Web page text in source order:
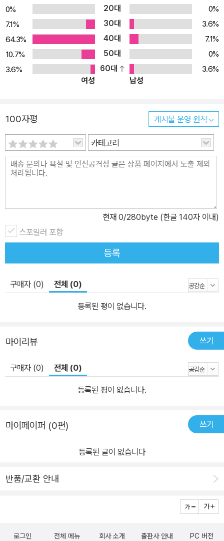
0%
20대
0%
7.1%
30대
3.6%
64.3%
40대
7.1%
10.7%
50대
0%
3.6%
60대
3.6%
여성
남성
100자평 게시물 운영 원칙
카테고리
현재 0/280byte (한글 140자 이내)
스포일러 포함
등록
구매자 (0) 전체 (0)
등록된 평이 없습니다.
마이리뷰 쓰기
구매자 (0) 전체 (0)
등록된 평이 없습니다.
마이페이퍼 (0편) 쓰기
등록된 글이 없습니다
반품/교환 안내
로그인 전체 메뉴 회사 소개 출판사 안내 PC 버전